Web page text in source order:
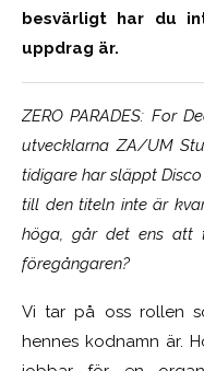
besvärligt har du
uppdrag är.
ZERO PARADES: For
utvecklarna ZA/UM
tidigare har släppt
till den titeln inte är
höga, går det ens att
föregångaren?
Vi tar på oss rollen
hennes kodnamn är.